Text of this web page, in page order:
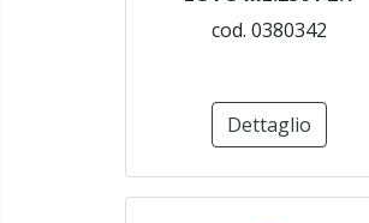
cod. 0380342
Dettaglio